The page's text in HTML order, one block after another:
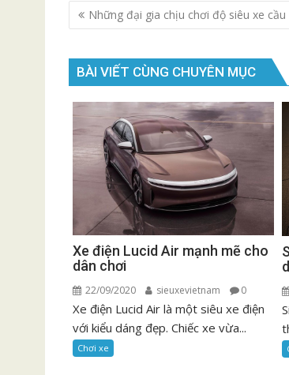
Điều
hướng
viết
Những đại gia chịu chơi độ siêu xe
BÀI VIẾT CÙNG CHUYÊN MỤC
Xe điện Lucid Air mạnh mẽ cho
dân chơi
22/09/2020 sieuxevietnam 0
Xe điện Lucid Air là một siêu xe điện
với kiểu dáng đẹp. Chiếc xe vừa...
Chơi xe